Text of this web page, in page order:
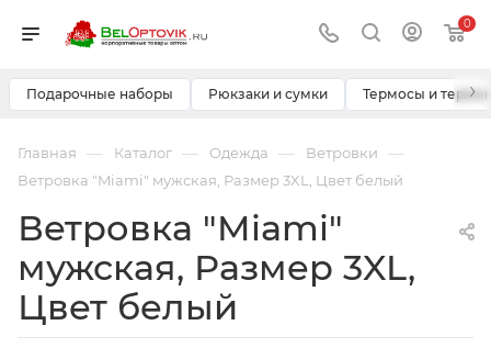
0
Подарочные наборы Рюкзаки и сумки Термосы и ›
Главная — Каталог — Одежда — Ветровки —
Ветровка "Miami" мужская, Размер 3XL, Цвет белый
Ветровка "Miami"
мужская, Размер 3XL,
Цвет белый